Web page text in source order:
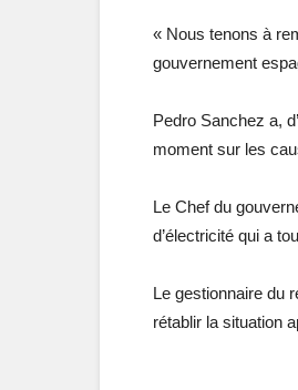
« Nous tenons à
gouvernement
Pedro Sanchez a,
moment sur les
Le Chef du
d’électricité qui a
Le gestionnaire du
rétablir la situation